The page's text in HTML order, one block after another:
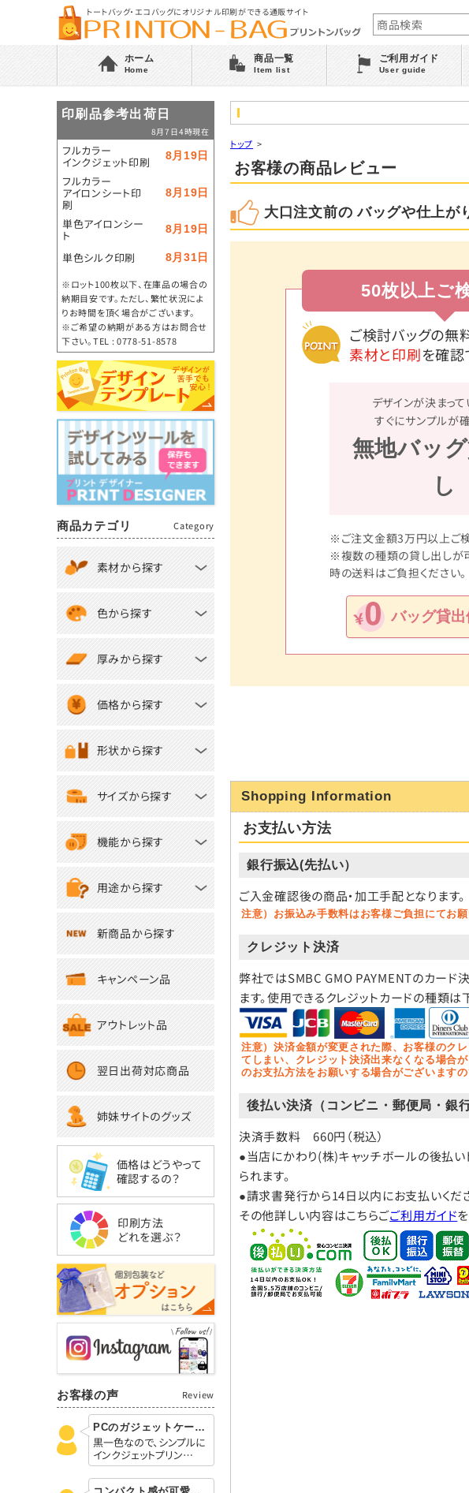
トートバッグ・エコバッグにオリジナル印刷ができる通販サイト
ホーム
Home
商品一覧
Item list
ご利用ガイド
User guide
トップ >
お客様の商品レビュー
大口注文前の バッグや仕上が
50枚以上ご
ご検討バッグの無
素材と印刷を確認
デザインが決まって
すぐにサンプルが
無地バッ
し
※ご注文金額3万円以上ご
※複数の種類の貸し出しが
時の送料はご負担ください。
バッグ貸出
Shopping Information
お支払い方法
銀行振込(先払い）
ご入金確認後の商品・加工手配となります。
注意）お振込み手数料はお客様ご負担にてお願
クレジット決済
弊社ではSMBC GMO PAYMENTのカード
ます。使用できるクレジットカードの種類は
注意）決済金額が変更された際、お客様のク
てしまい、クレジット決済出来なくなる場合
のお支払方法をお願いする場合がございますの
後払い決済（コンビニ・郵便局・銀行
決済手数料 660円（税込）
●当店にかわり(株)キャッチボールの後払い
られます。
●請求書発行から14日以内にお支払いくだ
その他詳しい内容はこちらごご利用ガイド
印刷品参考出荷日
8月7日4時現在
フルカラー
インクジェット印刷 8月19日
フルカラー
アイロンシート印
刷
8月19日
単色アイロンシー
ト 8月19日
単色シルク印刷 8月31日
※ロット100枚以下、在庫品の場合の
納期目安です。ただし、繁忙状況によ
りお時間を頂く場合がございます。
※ご希望の納期がある方はお問合せ
下さい。TEL : 0778-51-8578
商品カテゴリ Category
素材から探す
色から探す
厚みから探す
価格から探す
形状から探す
サイズから探す
機能から探す
用途から探す
新商品から探す
キャンペーン品
アウトレット品
翌日出荷対応商品
姉妹サイトのグッズ
価格はどうやって
確認するの？
印刷方法
どれを選ぶ？
お客様の声 Review
PCのガジェットケースにぴったりです。
黒一色なので、シンプルに
インクジェットプリン…